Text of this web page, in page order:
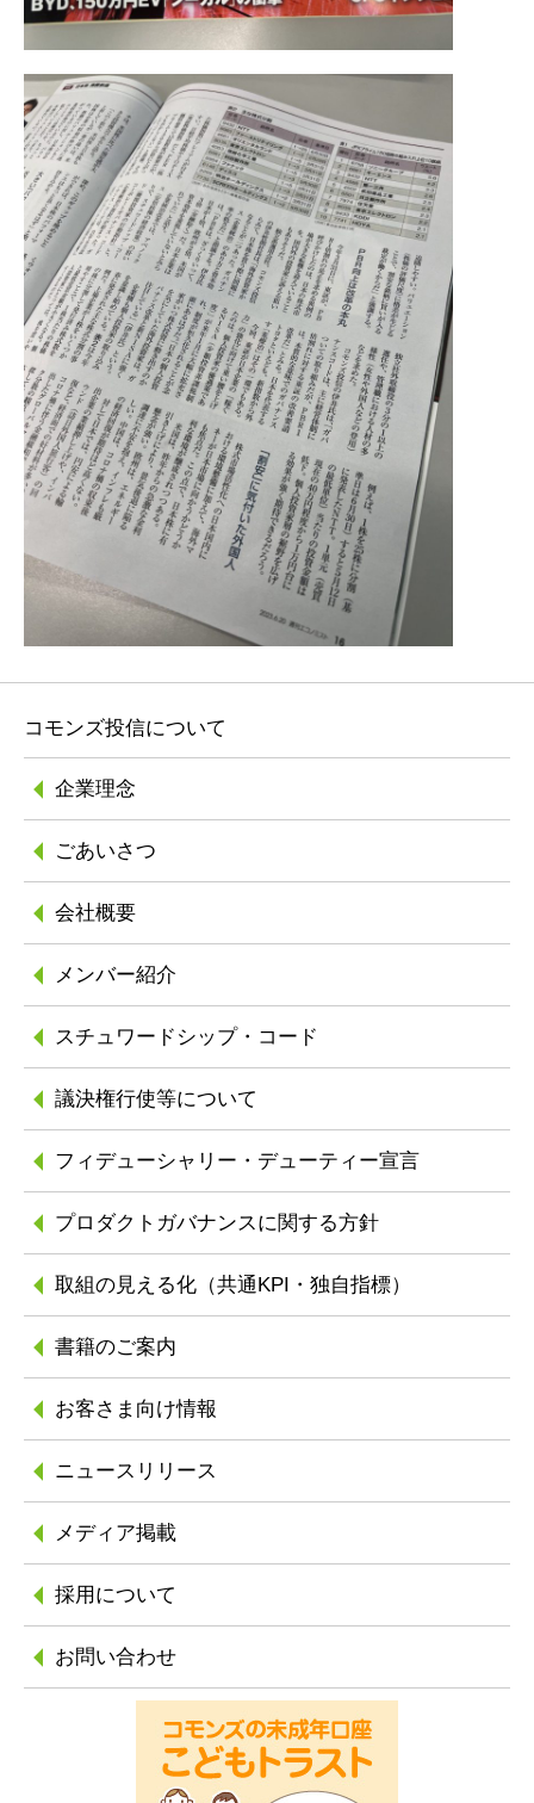
コモンズ投信について
企業理念
ごあいさつ
会社概要
メンバー紹介
スチュワードシップ・コード
議決権行使等について
フィデューシャリー ・デューティー宣言
プロダクトガバナンスに関する方針
取組の見える化 （共通KPI・独自指標）
書籍のご案内
お客さま向け情報
ニュースリリース
メディア掲載
採用について
お問い合わせ